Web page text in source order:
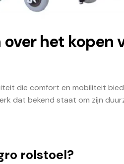
het kopen
die comfort en mobiliteit
dat bekend staat om zijn
rolstoel?